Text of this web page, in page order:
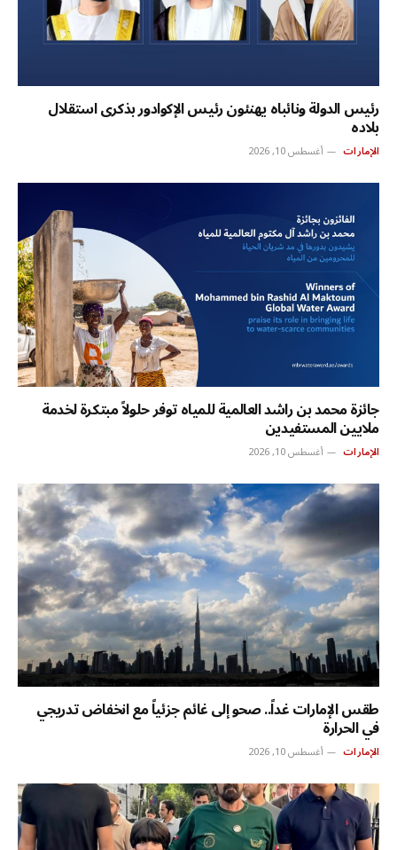
رئيس الدولة ونائباه يهنئون رئيس الإكوادور بذكرى استقلال
بلاده
الإمارات أغسطس 10, 2026
جائزة محمد بن راشد العالمية للمياه توفر حلولاً مبتكرة لخدمة
ملايين المستفيدين
الإمارات أغسطس 10, 2026
طقس الإمارات غداً.. صحو إلى غائم جزئياً مع انخفاض تدريجي
في الحرارة
الإمارات أغسطس 10, 2026